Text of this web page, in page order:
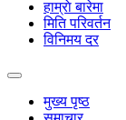
हाम्राे बारेमा
मिति परिवर्तन
विनिमय दर
मुख्य पृष्ठ